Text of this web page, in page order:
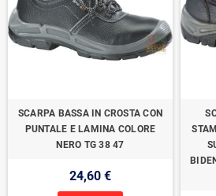
SCARPA BASSA IN CROSTA CON
PUNTALE E LAMINA COLORE
NERO TG 38 47
24,60 €